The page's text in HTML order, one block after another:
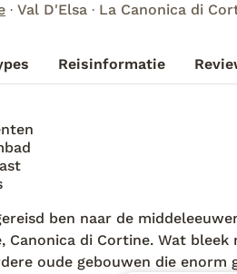
Val D'Elsa La Canonica di
Reisinformatie
ben naar de
Canonica di Cortine. Wat
oude gebouwen die enorm